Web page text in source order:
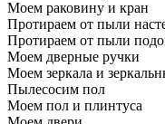
Моем раковину и кран
Протираем от пыли
Протираем от пыли
Моем дверные ручки
Моем зеркала и
Пылесосим пол
Моем пол и плинтуса